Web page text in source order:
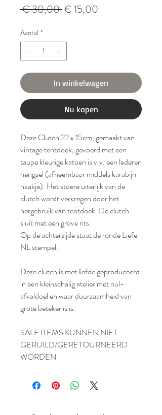
€ 30,00 Normale
€ 15,00
Aantal *
In winkelwagen
Nu kopen
Deze Clutch 22 x 15cm, gemaakt van
vintage tentdoek, gevoerd met een
taupe kleurige katoen is v.v. een lederen
hengsel (afneembaar middels karabijn
haakje). Het stoere uiterlijk van de
clutch wordt verkregen door het
hergebruik van tentdoek. De clutch
sluit met een grove rits.
Op de achterzijde staat de ronde Liefe
NL stempel.
Deze clutch is met liefde geproduceerd
in een kleinschalig atelier met nul-
afvaldoel en waar duurzaamheid van
grote betekenis is.
SALE ITEMS KUNNEN NIET
GERUILD/GERETOURNEERD
WORDEN